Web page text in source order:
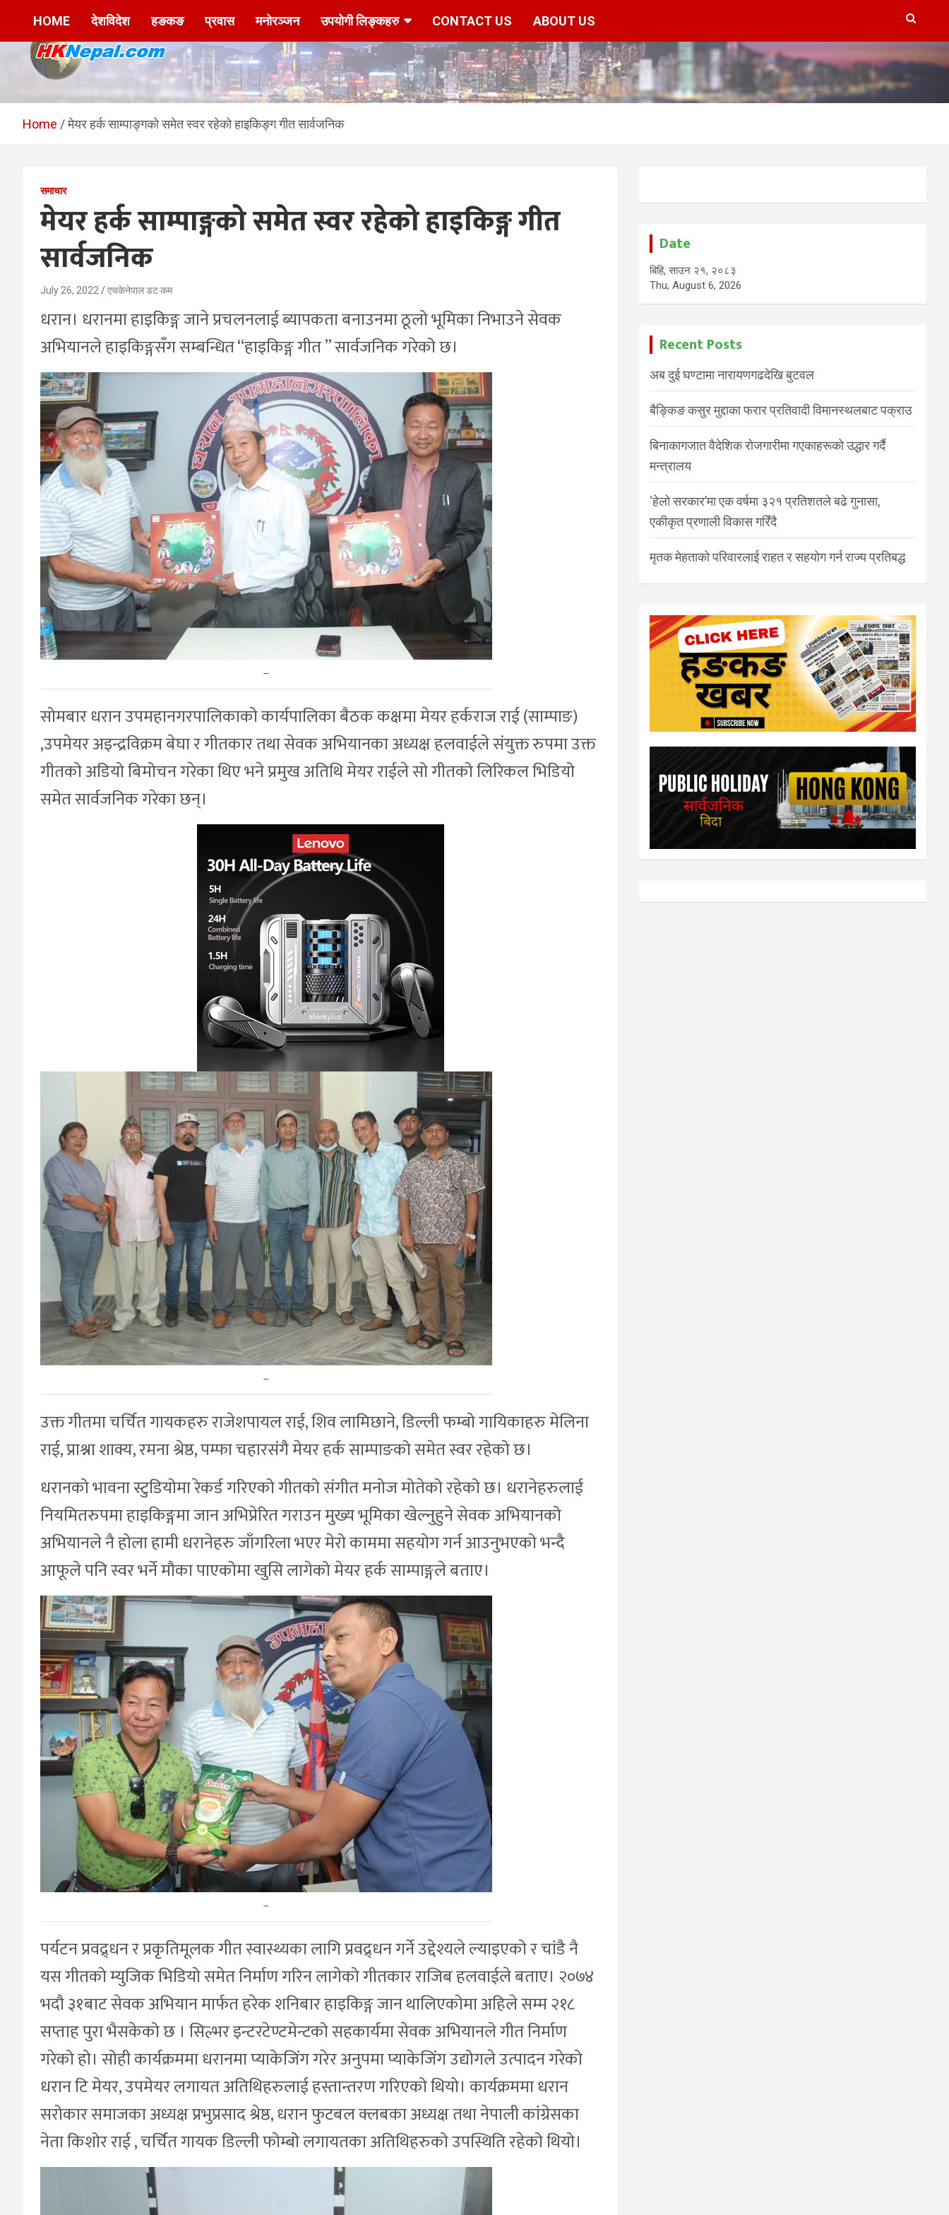
HKNepal.com –
हङकङबाट सञ्चालित पहिलो
hknepal, hknepal.com, hk nepal, hk nepal com
HOME देशविदेश हङकङ प्रवास मनोरञ्जन उपयोगी लिङ्कहरु CONTACT US ABOUT US
Home मेयर हर्क साम्पाङ्गको समेत स्वर रहेको हाइकिङ्ग गीत सार्वजनिक
समाचार
मेयर हर्क साम्पाङ्गको समेत स्वर रहेको हाइकिङ्ग गीत
सार्वजनिक
July 26, 2022 एचकेनेपाल डट कम
धरान। धरानमा हाइकिङ्ग जाने प्रचलनलाई ब्यापकता बनाउनमा ठूलो भूमिका निभाउने सेवक
अभियानले हाइकिङ्गसँग सम्बन्धित “हाइकिङ्ग गीत ” सार्वजनिक गरेको छ।
–
सोमबार धरान उपमहानगरपालिकाको कार्यपालिका बैठक कक्षमा मेयर हर्कराज राई (साम्पाङ)
,उपमेयर अइन्द्रविक्रम बेघा र गीतकार तथा सेवक अभियानका अध्यक्ष हलवाईले संयुक्त रुपमा उक्त
गीतको अडियो बिमोचन गरेका थिए भने प्रमुख अतिथि मेयर राईले सो गीतको लिरिकल भिडियो
समेत सार्वजनिक गरेका छन्।
–
उक्त गीतमा चर्चित गायकहरु राजेशपायल राई, शिव लामिछाने, डिल्ली फम्बो गायिकाहरु मेलिना
राई, प्राश्ना शाक्य, रमना श्रेष्ठ, पम्फा चहारसंगै मेयर हर्क साम्पाङको समेत स्वर रहेको छ।
धरानको भावना स्टुडियोमा रेकर्ड गरिएको गीतको संगीत मनोज मोतेको रहेको छ। धरानेहरुलाई
नियमितरुपमा हाइकिङ्गमा जान अभिप्रेरित गराउन मुख्य भूमिका खेल्नुहुने सेवक अभियानको
अभियानले नै होला हामी धरानेहरु जाँगरिला भएर मेरो काममा सहयोग गर्न आउनुभएको भन्दै
आफूले पनि स्वर भर्ने मौका पाएकोमा खुसि लागेको मेयर हर्क साम्पाङ्गले बताए।
–
पर्यटन प्रवद्र्धन र प्रकृतिमूलक गीत स्वास्थ्यका लागि प्रवद्र्धन गर्ने उद्देश्यले ल्याइएको र चांडै नै
यस गीतको म्युजिक भिडियो समेत निर्माण गरिन लागेको गीतकार राजिब हलवाईले बताए। २०७४
भदौ ३१बाट सेवक अभियान मार्फत हरेक शनिबार हाइकिङ्ग जान थालिएकोमा अहिले सम्म २१८
सप्ताह पुरा भैसकेको छ । सिल्भर इन्टरटेण्टमेन्टको सहकार्यमा सेवक अभियानले गीत निर्माण
गरेको हो। सोही कार्यक्रममा धरानमा प्याकेजिंग गरेर अनुपमा प्याकेजिंग उद्योगले उत्पादन गरेको
धरान टि मेयर, उपमेयर लगायत अतिथिहरुलाई हस्तान्तरण गरिएको थियो। कार्यक्रममा धरान
सरोकार समाजका अध्यक्ष प्रभुप्रसाद श्रेष्ठ, धरान फुटबल क्लबका अध्यक्ष तथा नेपाली कांग्रेसका
नेता किशोर राई , चर्चित गायक डिल्ली फोम्बो लगायतका अतिथिहरुको उपस्थिति रहेको थियो।
Date
बिहि, साउन २१, २०८३
Thu, August 6, 2026
Recent Posts
अब दुई घण्टामा नारायणगढदेखि बुटवल
बैङ्किङ कसुर मुद्दाका फरार प्रतिवादी विमानस्थलबाट पक्राउ
बिनाकागजात वैदेशिक रोजगारीमा गएकाहरूको उद्धार गर्दै
मन्त्रालय
‘हेलो सरकार’मा एक वर्षमा ३२१ प्रतिशतले बढे गुनासा,
एकीकृत प्रणाली विकास गरिँदै
मृतक मेहताको परिवारलाई राहत र सहयोग गर्न राज्य प्रतिबद्ध